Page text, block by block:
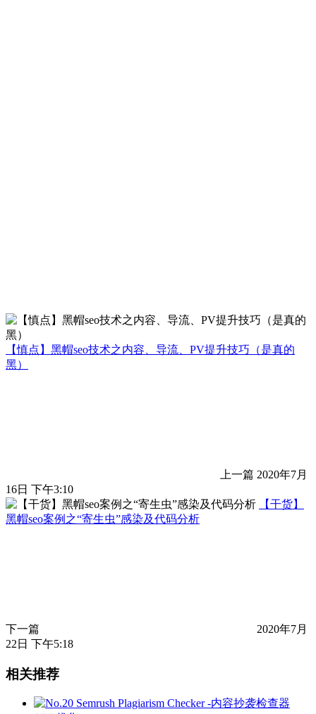
【慎点】黑帽seo技术之内容、导流、PV提升技巧（是真的
黑）
上一篇 2020年7月
16日 下午3:10
【干货】
黑帽seo案例之“寄生虫”感染及代码分析
下一篇
2020年7月
22日 下午5:18
相关推荐